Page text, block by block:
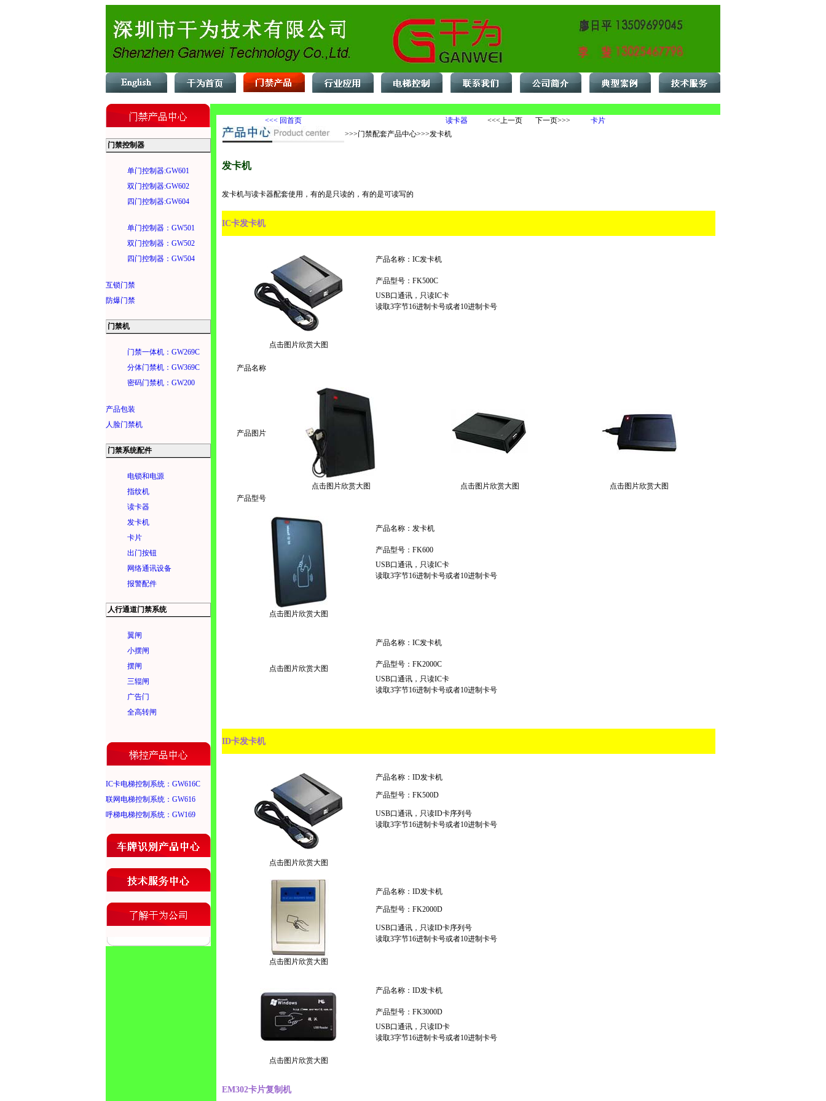
门禁控制器
单门控制器:GW601
双门控制器:GW602
四门控制器:GW604
单门控制器：GW501
双门控制器：GW502
四门控制器：GW504
互锁门禁
防爆门禁
门禁机
门禁一体机：GW269C
分体门禁机：GW369C
密码门禁机：GW200
产品包装
人脸门禁机
门禁系统配件
电锁和电源
指纹机
读卡器
发卡机
卡片
出门按钮
网络通讯设备
报警配件
人行通道门禁系统
翼闸
小摆闸
摆闸
三辊闸
广告门
全高转闸
IC卡电梯控制系统：GW616C
联网电梯控制系统：GW616
呼梯电梯控制系统：GW169
<<< 回首页 读卡器 <<<上一页 下一页>>>
卡片
>>>门禁配套产品中心>>>发卡机
发卡机
发卡机与读卡器配套使用，有的是只读的，有的是可读写的
IC卡发卡机
点击图片欣赏大图
产品名称：IC发卡机
产品型号：FK500C
USB口通讯，只读IC卡
读取3字节16进制卡号或者10进制卡号
产品名称
产品图片
点击图片欣赏大图 点击图片欣赏大图
点击图片欣赏大图
产品型号
点击图片欣赏大图
产品名称：发卡机
产品型号：FK600
USB口通讯，只读IC卡
读取3字节16进制卡号或者10进制卡号
点击图片欣赏大图
产品名称：IC发卡机
产品型号：FK2000C
USB口通讯，只读IC卡
读取3字节16进制卡号或者10进制卡号
ID卡发卡机
点击图片欣赏大图
产品名称：ID发卡机
产品型号：FK500D
USB口通讯，只读ID卡序列号
读取3字节16进制卡号或者10进制卡号
点击图片欣赏大图
产品名称：ID发卡机
产品型号：FK2000D
USB口通讯，只读ID卡序列号
读取3字节16进制卡号或者10进制卡号
点击图片欣赏大图
产品名称：ID发卡机
产品型号：FK3000D
USB口通讯，只读ID卡
读取3字节16进制卡号或者10进制卡号
EM302卡片复制机